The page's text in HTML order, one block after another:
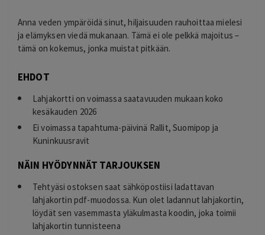
Anna veden ympäröidä sinut, hiljaisuuden rauhoittaa mielesi
ja elämyksen viedä mukanaan. Tämä ei ole pelkkä majoitus –
tämä on kokemus, jonka muistat pitkään.
EHDOT
Lahjakortti on voimassa saatavuuden mukaan koko
kesäkauden 2026
Ei voimassa tapahtuma-päivinä Rallit, Suomipop ja
Kuninkuusravit
NÄIN HYÖDYNNÄT TARJOUKSEN
Tehtyäsi ostoksen saat sähköpostiisi ladattavan
lahjakortin pdf-muodossa. Kun olet ladannut lahjakortin,
löydät sen vasemmasta yläkulmasta koodin, joka toimii
lahjakortin tunnisteena